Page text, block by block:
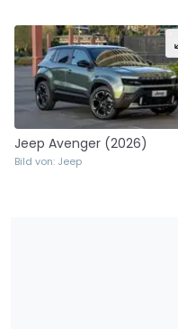
Jeep Avenger (2026)
Bild von: Jeep